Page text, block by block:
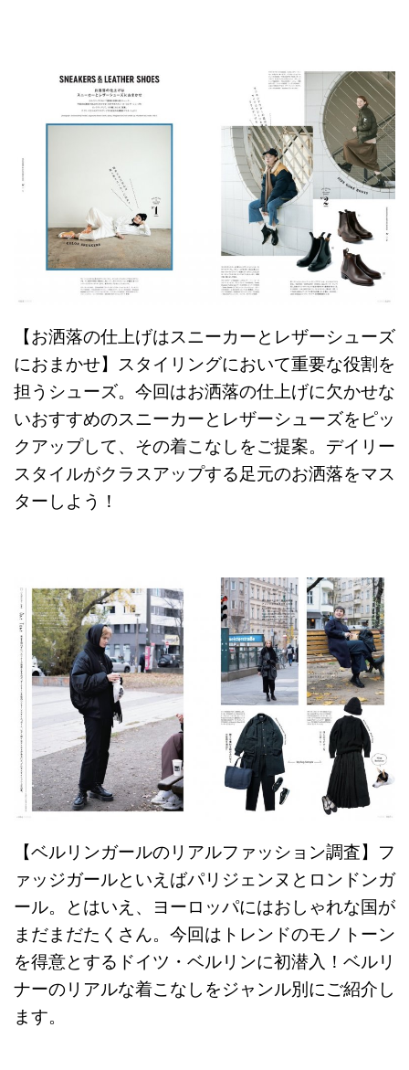
【お洒落の仕上げはスニーカーとレザーシューズ
におまかせ】スタイリングにおいて重要な役割を
担うシューズ。今回はお洒落の仕上げに欠かせな
いおすすめのスニーカーとレザーシューズをピッ
クアップして、その着こなしをご提案。デイリー
スタイルがクラスアップする足元のお洒落をマス
ターしよう！
【ベルリンガールのリアルファッション調査】フ
ァッジガールといえばパリジェンヌとロンドンガ
ール。とはいえ、ヨーロッパにはおしゃれな国が
まだまだたくさん。今回はトレンドのモノトーン
を得意とするドイツ・ベルリンに初潜入！ベルリ
ナーのリアルな着こなしをジャンル別にご紹介し
ます。